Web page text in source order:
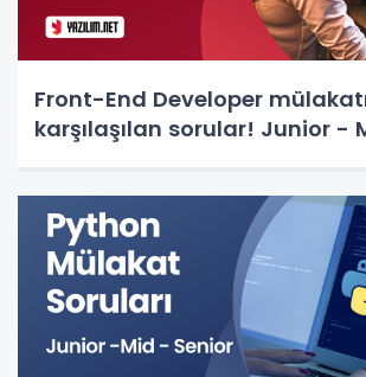
Front-End Developer
karşılaşılan sorular! Junior -